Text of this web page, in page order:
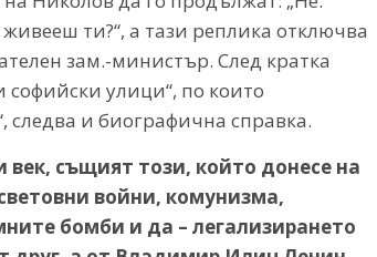
ти?“, а тази реплика отключва
зам.-министър. След кратка
улици“, по които
и биографична справка.
век, същият този, който донесе на
войни, комунизма,
бомби и да – легализирането